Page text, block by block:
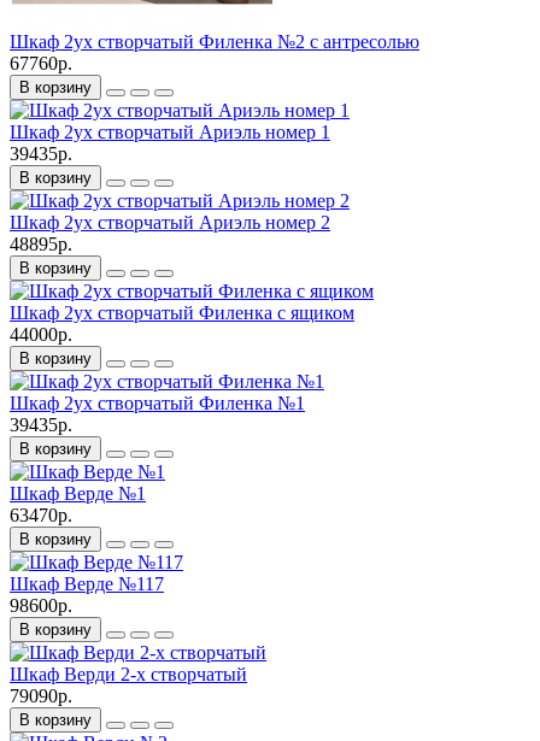
Шкаф 2ух створчатый Филенка №2 с антресолью
67760р.
В корзину
Шкаф 2ух створчатый Ариэль номер 1
39435р.
В корзину
Шкаф 2ух створчатый Ариэль номер 2
48895р.
В корзину
Шкаф 2ух створчатый Филенка с ящиком
44000р.
В корзину
Шкаф 2ух створчатый Филенка №1
39435р.
В корзину
Шкаф Верде №1
63470р.
В корзину
Шкаф Верде №117
98600р.
В корзину
Шкаф Верди 2-х створчатый
79090р.
В корзину